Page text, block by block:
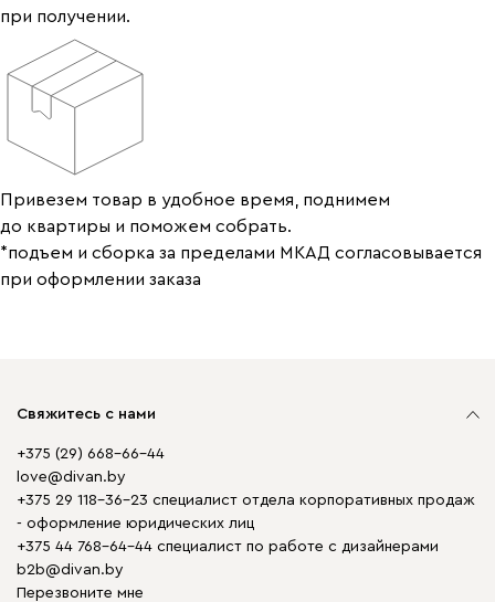
при получении.
Привезем товар в удобное время, поднимем
до квартиры и поможем собрать.
*подъем и сборка за пределами МКАД согласовывается
при оформлении заказа
Свяжитесь с нами
+375 (29) 668-66-44
love@divan.by
+375 29 118-36-23 специалист отдела корпоративных продаж
- оформление юридических лиц
+375 44 768-64-44 специалист по работе с дизайнерами
b2b@divan.by
Перезвоните мне